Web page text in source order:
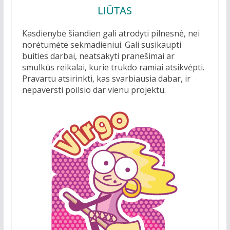
LIŪTAS
Kasdienybė šiandien gali atrodyti pilnesnė, nei
norėtumėte sekmadieniui. Gali susikaupti
buities darbai, neatsakyti pranešimai ar
smulkūs reikalai, kurie trukdo ramiai atsikvėpti.
Pravartu atsirinkti, kas svarbiausia dabar, ir
nepaversti poilsio dar vienu projektu.